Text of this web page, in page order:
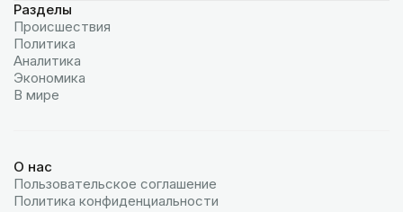
Разделы
Происшествия
Политика
Аналитика
Экономика
В мире
О нас
Пользовательское соглашение
Политика конфиденциальности